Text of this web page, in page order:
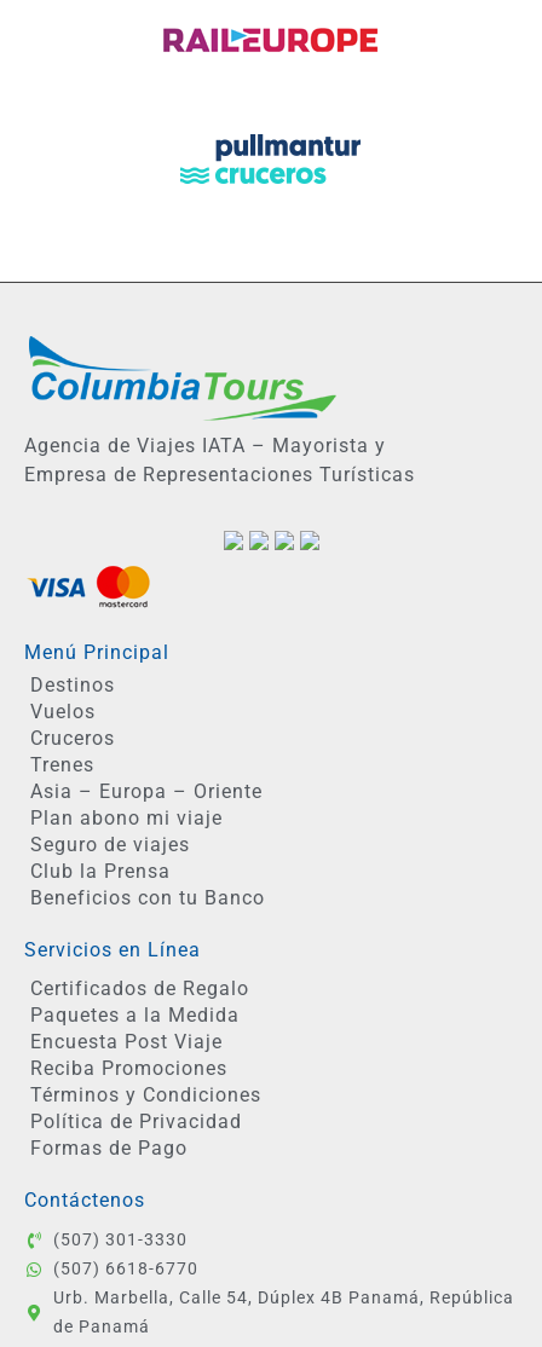
Agencia de Viajes IATA – Mayorista y
Empresa de Representaciones Turísticas
Menú Principal
Destinos
Vuelos
Cruceros
Trenes
Asia – Europa – Oriente
Plan abono mi viaje
Seguro de viajes
Club la Prensa
Beneficios con tu Banco
Servicios en Línea
Certificados de Regalo
Paquetes a la Medida
Encuesta Post Viaje
Reciba Promociones
Términos y Condiciones
Política de Privacidad
Formas de Pago
Contáctenos
(507) 301-3330
(507) 6618-6770
Urb. Marbella, Calle 54, Dúplex 4B Panamá, República
de Panamá